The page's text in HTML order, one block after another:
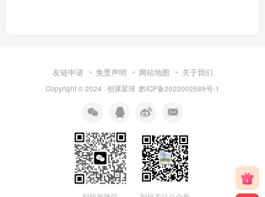
友链申请 免责声明 网站地图 关于我们
Copyright © 2024 · 创课星球 ·黔ICP备2022002589号-1